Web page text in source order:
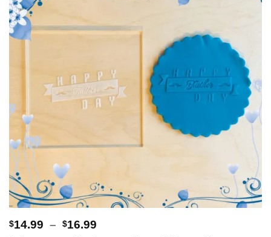
$14.99 – $16.99